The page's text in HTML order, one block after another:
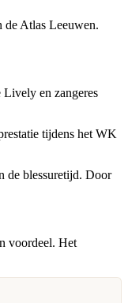
de Atlas Leeuwen.
Lively en zangeres
tijdens het WK
de blessuretijd. Door
voordeel. Het